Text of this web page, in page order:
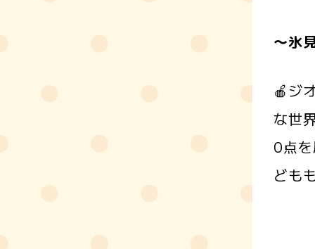
～氷
🍎ジ
な世
0点
ども